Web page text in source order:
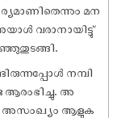
മന
വരാനായിട്ടു്
നമ്പി
ആരംഭിച്ചു. അ
അസംഖ്യം ആളുക